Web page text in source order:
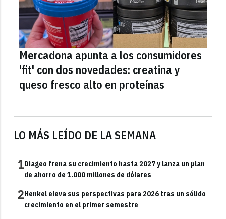
LO MÁS LEÍDO DE LA SEMANA
1Diageo frena su crecimiento hasta 2027 y lanza un plan
de ahorro de 1.000 millones de dólares
2Henkel eleva sus perspectivas para 2026 tras un sólido
crecimiento en el primer semestre
Mercadona apunta a los consumidores
'fit' con dos novedades: creatina y
queso fresco alto en proteínas